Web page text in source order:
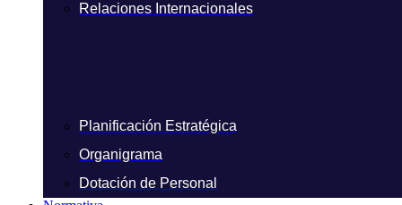
Relaciones Internacionales
Planificación Estratégica
Organigrama
Dotación de Personal